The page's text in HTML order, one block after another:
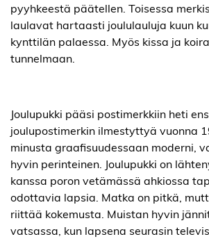
pyyhkeestä päätellen. Toisessa
laulavat hartaasti joululauluja kuun
kynttilän palaessa. Myös kissa ja
tunnelmaan.
Joulupukki pääsi postimerkkiin heti
joulupostimerkin ilmestyttyä vuonna
minusta graafisuudessaan moderni,
hyvin perinteinen. Joulupukki on
kanssa poron vetämässä ahkiossa
odottavia lapsia. Matka on pitkä,
riittää kokemusta. Muistan hyvin
vatsassa, kun lapsena seurasin